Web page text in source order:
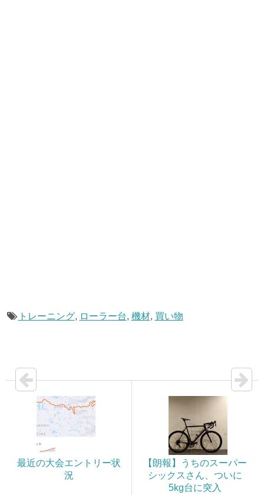
トレーニング, ローラー台, 機材, 買い物
最近の大会エントリー状
況
【朗報】うちのスーパー
シックスさん、ついに
5kg台に突入